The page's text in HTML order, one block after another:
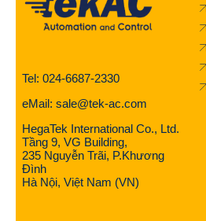
Tel: 024-6687-2330
eMail: sale@tek-ac.com
HegaTek International Co., Ltd.
Tầng 9, VG Building,
235 Nguyễn Trãi, P.Khương
Đình
Hà Nội, Việt Nam (VN)